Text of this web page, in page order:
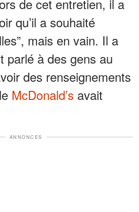
de cet entretien, il a
qu’il a souhaité
mais en vain. Il a
parlé à des gens au
des renseignements
McDonald’s avait
ANNONCES